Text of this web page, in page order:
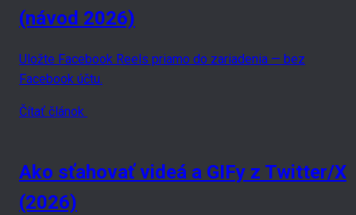
(návod 2026)
Uložte Facebook Reels priamo do zariadenia — bez
Facebook účtu.
Čítať článok
Ako sťahovať videá a GIFy z Twitter/X
(2026)